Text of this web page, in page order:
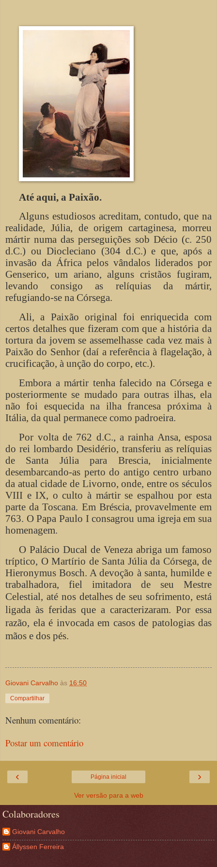
Até aqui, a Paixão.
Alguns estudiosos acreditam, contudo, que na
realidade, Júlia, de origem cartaginesa, morreu
mártir numa das perseguições sob Décio (c. 250
d.C.) ou Diocleciano (304 d.C.) e que, após a
invasão da África pelos vândalos liderados por
Genserico, um ariano, alguns cristãos fugiram,
levando consigo as relíquias da mártir,
refugiando-se na Córsega.
Ali, a Paixão original foi enriquecida com
certos detalhes que fizeram com que a história da
tortura da jovem se assemelhasse cada vez mais à
Paixão do Senhor (daí a referência à flagelação, à
crucificação, à unção do corpo, etc.).
Embora a mártir tenha falecido na Córsega e
posteriormente se mudado para outras ilhas, ela
não foi esquecida na ilha francesa próxima à
Itália, da qual permanece como padroeira.
Por volta de 762 d.C., a rainha Ansa, esposa
do rei lombardo Desidério, transferiu as relíquias
de Santa Júlia para Brescia, inicialmente
desembarcando-as perto do antigo centro urbano
da atual cidade de Livorno, onde, entre os séculos
VIII e IX, o culto à mártir se espalhou por esta
parte da Toscana. Em Bréscia, provavelmente em
763. O Papa Paulo I consagrou uma igreja em sua
homenagem.
O Palácio Ducal de Veneza abriga um famoso
tríptico, O Martírio de Santa Júlia da Córsega, de
Hieronymus Bosch. A devoção à santa, humilde e
trabalhadora, fiel imitadora de seu Mestre
Celestial, até nos detalhes de seu sofrimento, está
ligada às feridas que a caracterizaram. Por essa
razão, ela é invocada em casos de patologias das
mãos e dos pés.
Giovani Carvalho às 16:50
Compartilhar
Nenhum comentário:
Postar um comentário
‹ ›
Página inicial
Ver versão para a web
Colaboradores
Giovani Carvalho
Állyssen Ferreira